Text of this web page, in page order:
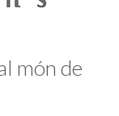
món de